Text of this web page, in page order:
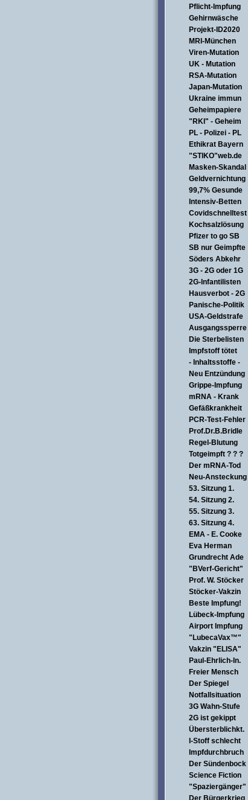
Pflicht-Impfung
Gehirnwäsche
Projekt-ID2020
MRI-München
Viren-Mutation
UK - Mutation
RSA-Mutation
Japan-Mutation
Ukraine immun
Geheimpapiere
"RKI" - Geheim
PL - Polizei - PL
Ethikrat Bayern
"STIKO"web.de
Masken-Skandal
Geldvernichtung
99,7% Gesunde
Intensiv-Betten
Covidschnelltest
Kochsalzlösung
Pfizer to go SB
SB nur Geimpfte
Söders Abkehr
3G - 2G oder 1G
2G-Infantilisten
Hausverbot - 2G
Panische-Politik
USA-Geldstrafe
Ausgangssperre
Die Sterbelisten
Impfstoff tötet
- Inhaltsstoffe -
Neu Entzündung
Grippe-Impfung
mRNA - Krank
Gefäßkrankheit
PCR-Test-Fehler
Prof.Dr.B.Bridle
Regel-Blutung
Totgeimpft ? ? ?
Der mRNA-Tod
Neu-Ansteckung
53. Sitzung 1.
54. Sitzung 2.
55. Sitzung 3.
63. Sitzung 4.
EMA - E. Cooke
Eva Herman
Grundrecht Ade
"BVerf-Gericht"
Prof. W. Stöcker
Stöcker-Vakzin
Beste Impfung!
Lübeck-Impfung
Airport Impfung
"LubecaVax™"
Vakzin "ELISA"
Paul-Ehrlich-In.
Freier Mensch
Der Spiegel
Notfallsituation
3G Wahn-Stufe
2G ist gekippt
Übersterblichkt.
I-Stoff schlecht
Impfdurchbruch
Der Sündenbock
Science Fiction
"Spaziergänger"
Der Bürgerkrieg